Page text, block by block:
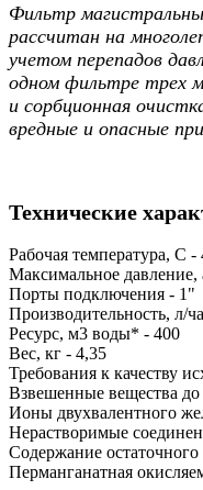
Фильтр
рассчитан на
учетом перепадов
одном фильтре трех
и сорбционная
вредные и опасные
Технические
Рабочая температура, С -
Максимальное давление,
Порты подключения - 1"
Производительность, л/
Ресурс, м3 воды* - 400
Вес, кг - 4,35
Требования к качеству
Взвешенные вещества
Ионы двухвалентного
Нерастворимые
Содержание
Перманганатная